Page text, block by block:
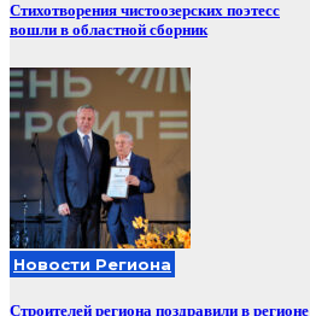
Стихотворения чистоозерских поэтесс
вошли в областной сборник
Новости Региона
Строителей региона поздравили в регионе